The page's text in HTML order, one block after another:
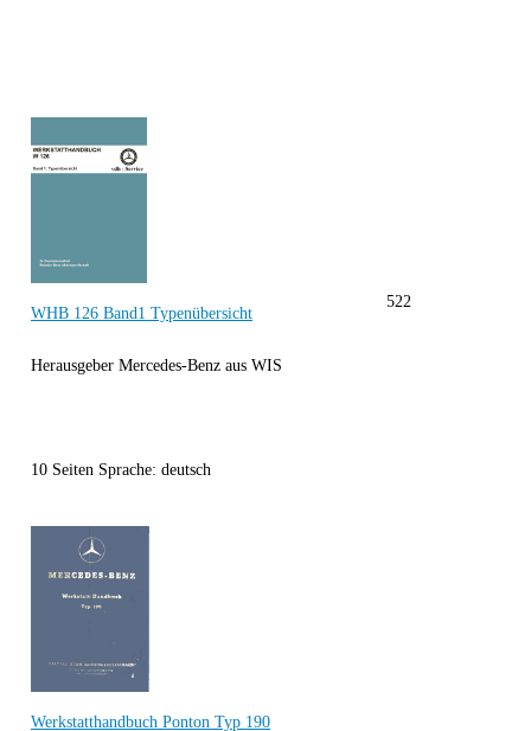
WHB 126 Band1 Typenübersicht
Herausgeber Mercedes-Benz aus WIS
10 Seiten Sprache: deutsch
522
Werkstatthandbuch Ponton Typ 190